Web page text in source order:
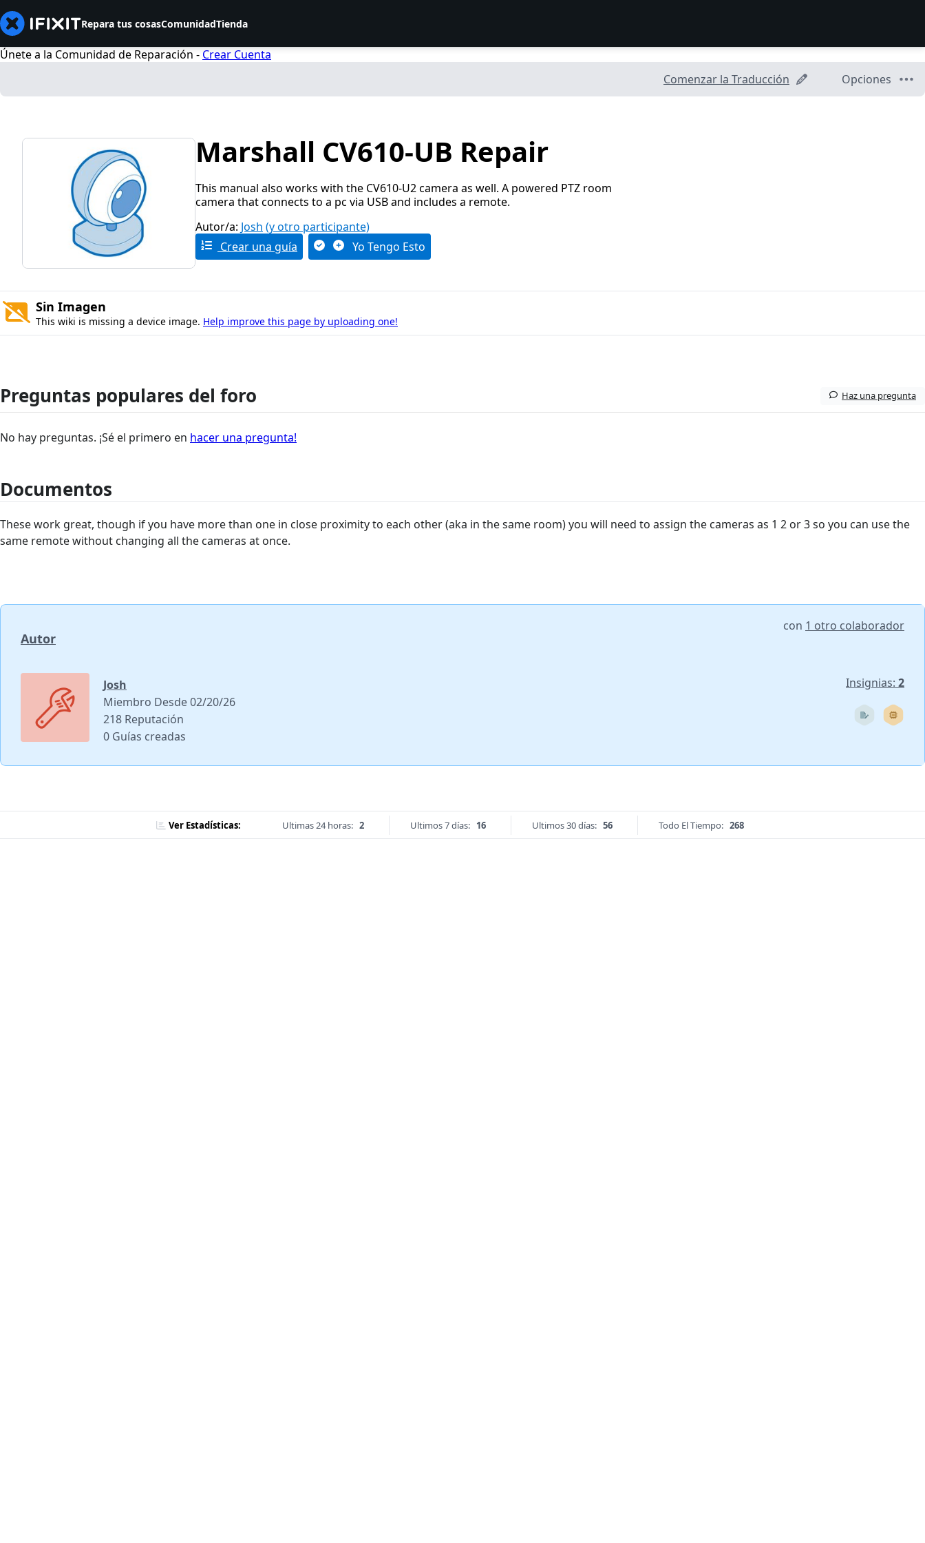
Repara tus cosasComunidadTienda
Únete a la Comunidad de Reparación - Crear Cuenta
Comenzar la Traducción
Opciones
Marshall CV610-UB Repair
This manual also works with the CV610-U2 camera as well. A powered PTZ room
camera that connects to a pc via USB and includes a remote.
Autor/a: Josh (y otro participante)
Crear una guía
Yo Tengo Esto
Sin Imagen
This wiki is missing a device image. Help improve this page by uploading one!
Preguntas populares del foro Haz una pregunta
No hay preguntas. ¡Sé el primero en hacer una pregunta!
Documentos
These work great, though if you have more than one in close proximity to each other (aka in the same room) you will need to assign the cameras as 1 2 or 3 so you can use the
same remote without changing all the cameras at once.
Autor
con 1 otro colaborador
Josh
Miembro Desde 02/20/26
218 Reputación
0 Guías creadas
Insignias: 2
Ver Estadísticas: Ultimas 24 horas: 2 Ultimos 7 días: 16 Ultimos 30 días: 56 Todo El Tiempo: 268